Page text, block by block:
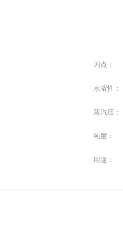
闪点：
水溶性：
蒸汽压：
纯度：
用途：